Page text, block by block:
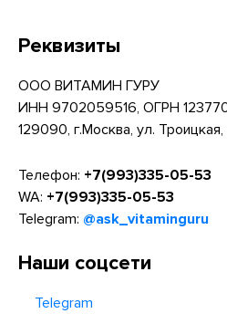
Реквизиты
ООО ВИТАМИН ГУРУ
ИНН 9702059516, ОГРН
129090, г.Москва, ул. Троицкая,
Телефон: +7(993)335-05-53
WA: +7(993)335-05-53
Telegram: @ask_vitaminguru
Наши соцсети
Telegram